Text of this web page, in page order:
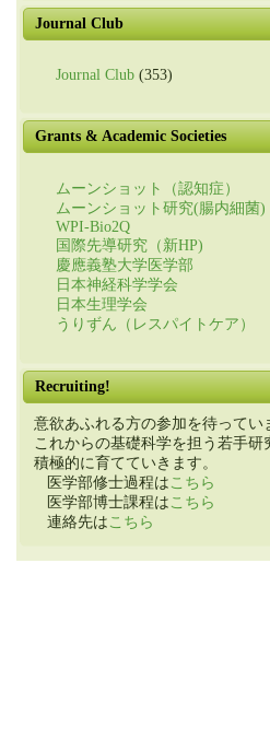
Journal Club
Journal Club (353)
Grants & Academic Societies
ムーンショット（認知症）
ムーンショット研究(腸内細菌)
WPI-Bio2Q
国際先導研究（新HP)
慶應義塾大学医学部
日本神経科学学会
日本生理学会
うりずん（レスパイトケア）
Recruiting!
意欲あふれる方の参加を待ってい
これからの基礎科学を担う若手研
積極的に育てていきます。
医学部修士過程は こちら
医学部博士課程は こちら
連絡先は こちら